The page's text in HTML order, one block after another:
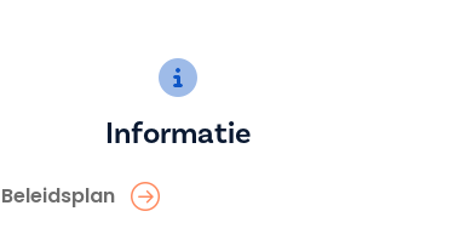
Informatie
Beleidsplan